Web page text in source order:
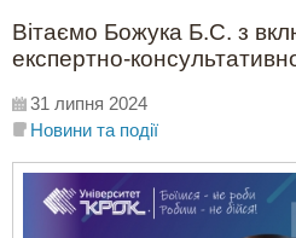
Вітаємо Божука Б.С. з
експертно-
31 липня 2024
Новини та події